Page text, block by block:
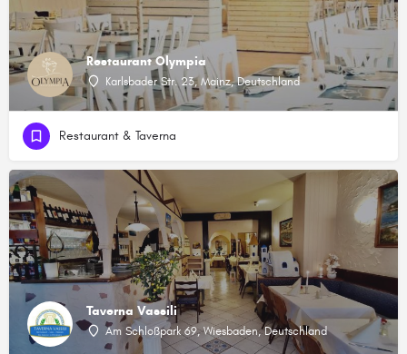
Restaurant Olympia
Karlsbader Str. 23, Mainz, Deutschland
Restaurant & Taverna
Taverna Vassili
Am Schloßpark 69, Wiesbaden, Deutschland